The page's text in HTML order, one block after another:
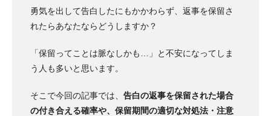
勇気を出して告白したにもかかわらず、返事を保留さ
れたらあなたならどうしますか？
「保留ってことは脈なしかも…」と不安になってしま
う人も多いと思います。
そこで今回の記事では、 告白の返事を保留された場合
の付き合える確率や、保留期間の適切な対処法・注意